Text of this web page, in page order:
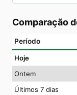
Comparação
Período
Hoje
Ontem
Últimos 7 dias